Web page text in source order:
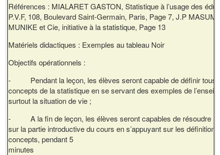
Références : MIALARET GASTON, Statistique à l’usage des
P.V.F, 108, Boulevard Saint-Germain, Paris, Page 7, J.P
MUNIKE et Cie, initiative à la statistique, Page 13
Matériels didactiques : Exemples au tableau Noir
Objectifs opérationnels :
- Pendant la leçon, les élèves seront capable de définir tous
concepts de la statistique en se servant des exemples de
surtout la situation de vie ;
- A la fin de leçon, les élèves seront capables de résoudre
sur la partie introductive du cours en s’appuyant sur les
concepts, pendant 5